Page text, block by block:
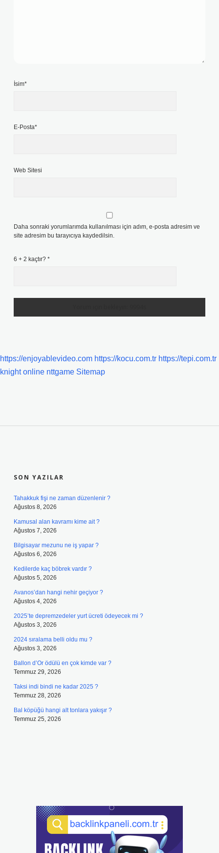
İsim*
E-Posta*
Web Sitesi
Daha sonraki yorumlarımda kullanılması için adım, e-posta adresim ve
site adresim bu tarayıcıya kaydedilsin.
6 + 2 kaçtır? *
https://enjoyablevideo.com https://kocu.com.tr https://tepi.com.tr
knight online nttgame Sitemap
SON YAZILAR
Tahakkuk fişi ne zaman düzenlenir ?
Ağustos 8, 2026
Kamusal alan kavramı kime ait ?
Ağustos 7, 2026
Bilgisayar mezunu ne iş yapar ?
Ağustos 6, 2026
Kedilerde kaç böbrek vardır ?
Ağustos 5, 2026
Avanos’dan hangi nehir geçiyor ?
Ağustos 4, 2026
2025’te depremzedeler yurt ücreti ödeyecek mi ?
Ağustos 3, 2026
2024 sıralama belli oldu mu ?
Ağustos 3, 2026
Ballon d’Or ödülü en çok kimde var ?
Temmuz 29, 2026
Taksi indi bindi ne kadar 2025 ?
Temmuz 28, 2026
Bal köpüğü hangi alt tonlara yakışır ?
Temmuz 25, 2026